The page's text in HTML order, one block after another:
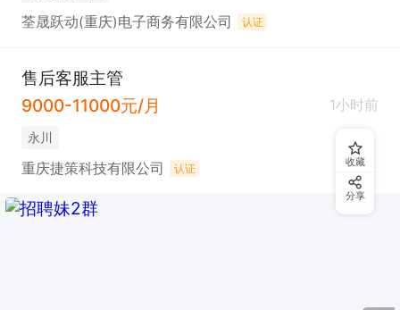
荃晟跃动(重庆)电子商务有限公司 认证
售后客服主管
9000-11000元/月
1小时前
永川
重庆捷策科技有限公司 认证 收藏
分享